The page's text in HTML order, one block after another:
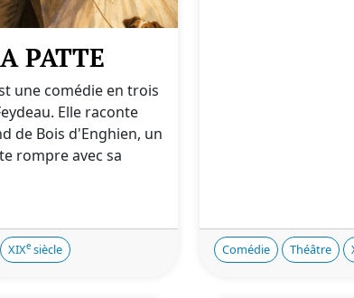
PATTE
une comédie en trois
Elle raconte
de Bois d'Enghien, un
rompre avec sa
XIXe siècle Comédie Théâtre